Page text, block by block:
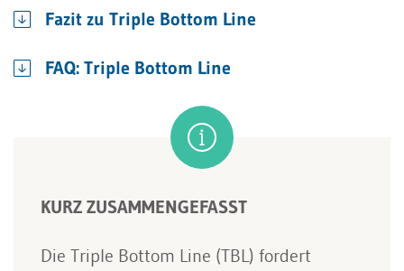
Fazit zu Triple Bottom Line
FAQ: Triple Bottom Line
KURZ ZUSAMMENGEFASST
Die Triple Bottom Line (TBL) fordert